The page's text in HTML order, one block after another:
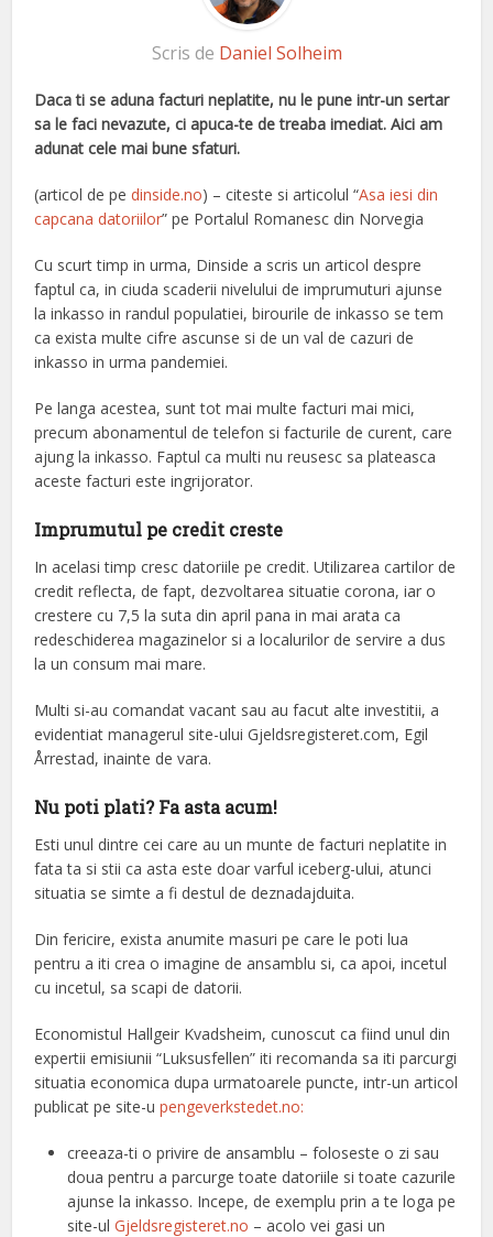
Scris de Daniel Solheim
Daca ti se aduna facturi neplatite, nu le pune intr-un sertar
sa le faci nevazute, ci apuca-te de treaba imediat. Aici am
adunat cele mai bune sfaturi.
(articol de pe dinside.no) – citeste si articolul “Asa iesi din
capcana datoriilor” pe Portalul Romanesc din Norvegia
Cu scurt timp in urma, Dinside a scris un articol despre
faptul ca, in ciuda scaderii nivelului de imprumuturi ajunse
la inkasso in randul populatiei, birourile de inkasso se tem
ca exista multe cifre ascunse si de un val de cazuri de
inkasso in urma pandemiei.
Pe langa acestea, sunt tot mai multe facturi mai mici,
precum abonamentul de telefon si facturile de curent, care
ajung la inkasso. Faptul ca multi nu reusesc sa plateasca
aceste facturi este ingrijorator.
Imprumutul pe credit creste
In acelasi timp cresc datoriile pe credit. Utilizarea cartilor de
credit reflecta, de fapt, dezvoltarea situatie corona, iar o
crestere cu 7,5 la suta din april pana in mai arata ca
redeschiderea magazinelor si a localurilor de servire a dus
la un consum mai mare.
Multi si-au comandat vacant sau au facut alte investitii, a
evidentiat managerul site-ului Gjeldsregisteret.com, Egil
Årrestad, inainte de vara.
Nu poti plati? Fa asta acum!
Esti unul dintre cei care au un munte de facturi neplatite in
fata ta si stii ca asta este doar varful iceberg-ului, atunci
situatia se simte a fi destul de deznadajduita.
Din fericire, exista anumite masuri pe care le poti lua
pentru a iti crea o imagine de ansamblu si, ca apoi, incetul
cu incetul, sa scapi de datorii.
Economistul Hallgeir Kvadsheim, cunoscut ca fiind unul din
expertii emisiunii “Luksusfellen” iti recomanda sa iti parcurgi
situatia economica dupa urmatoarele puncte, intr-un articol
publicat pe site-u pengeverkstedet.no:
creeaza-ti o privire de ansamblu – foloseste o zi sau
doua pentru a parcurge toate datoriile si toate cazurile
ajunse la inkasso. Incepe, de exemplu prin a te loga pe
site-ulGjeldsregisteret.no – acolo vei gasi un